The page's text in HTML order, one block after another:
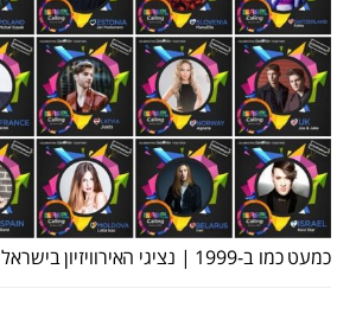
כמעט כמו ב-1999 | נציגי האירוויזיון בישראל